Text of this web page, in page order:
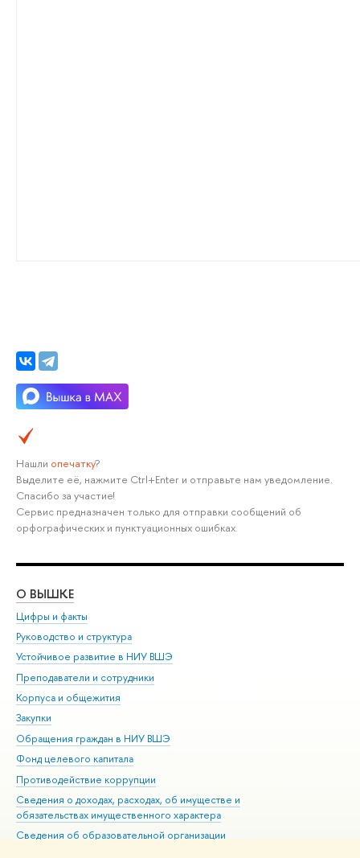
Нашли опечатку?
Выделите её, нажмите Ctrl+Enter и отправьте нам уведомление.
Спасибо за участие!
Сервис предназначен только для отправки сообщений об
орфографических и пунктуационных ошибках.
О ВЫШКЕ
Цифры и факты
Руководство и структура
Устойчивое развитие в НИУ ВШЭ
Преподаватели и сотрудники
Корпуса и общежития
Закупки
Обращения граждан в НИУ ВШЭ
Фонд целевого капитала
Противодействие коррупции
Сведения о доходах, расходах, об имуществе и
обязательствах имущественного характера
Сведения об образовательной организации